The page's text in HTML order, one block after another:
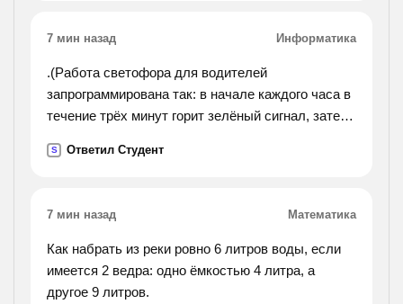
7 мин назад Информатика
.(Работа светофора для водителей
запрограммирована так: в начале каждого часа в
течение трёх минут горит зелёный сигнал, затем,
минут-красный, в течение трёх минут опять горит
очередного часа. определить, сигнал какого
цвета горит для водит. в этот момент.).
S Ответил Студент
7 мин назад Математика
Как набрать из реки ровно 6 литров воды, если
имеется 2 ведра: одно ёмкостью 4 литра, а
другое 9 литров.